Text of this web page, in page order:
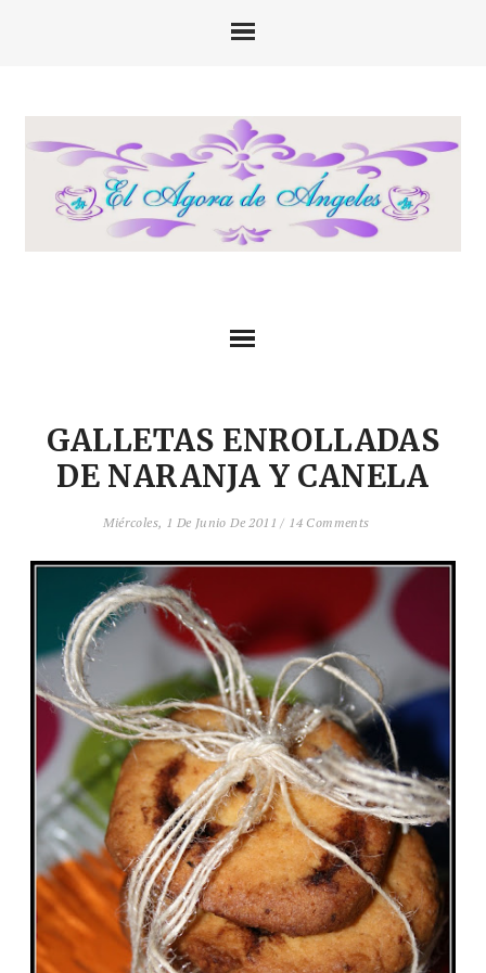
GALLETAS ENROLLADAS
DE NARANJA Y CANELA
Miércoles, 1 De Junio De 2011 / 14 Comments